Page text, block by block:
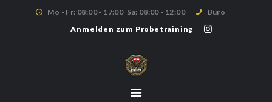
Mo - Fr: 08:00 - 17:00 Sa: 08:00 - 12:00
Büro
Anmelden zum Probetraining
TRAININGSPLAN